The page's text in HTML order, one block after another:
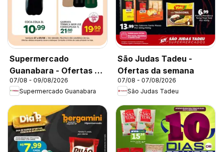
Supermercado
Guanabara - Ofertas da
semana
07/08 - 09/08/2026
Supermercado Guanabara
São Judas Tadeu -
Ofertas da semana
07/08 - 07/08/2026
São Judas Tadeu